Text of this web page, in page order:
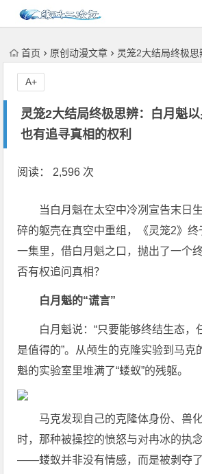
首页 原创动漫文章 灵笼2大结局终极思辨：白月魁
灵笼2大结局终极思辨：白月魁
也有追寻真相的权利
A+
阅读： 2,596 次
当白月魁在太空中冷冽宣告末日
碎的躯壳在真空中重组，《灵笼2》
一集里，借白月魁之口，抛出了一个
否有权追问真相？
白月魁的“谎言”
白月魁说：“只要能够终结生态，
是值得的”。从颅生的克隆实验到马克
魁的实验室里堆满了“蝼蚁”的残躯。
马克发现自己的克隆体身份、兽
时，那种被操控的愤怒与对冉冰的执
——蝼蚁并非没有情感，而是被剥夺